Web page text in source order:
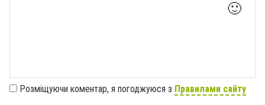
🙂
Розміщуючи коментар, я погоджуюся з Правилами сайту